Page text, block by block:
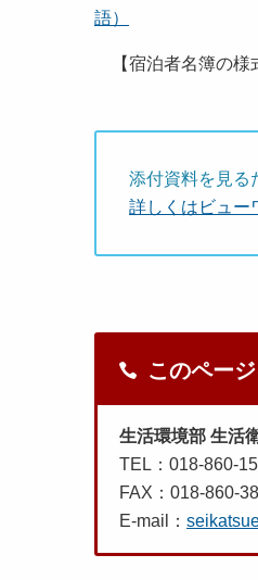
語）
【宿泊者名簿の様
添付資料を見る
詳しくはビュー
このペー
生活環境部 生活
TEL：018-860-
FAX：018-860-
E-mail：